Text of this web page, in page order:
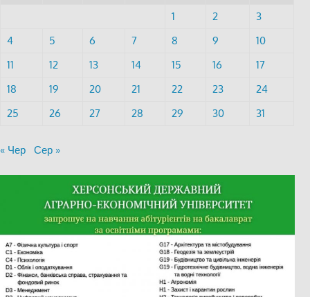
1
2
3
4
5 6 7 8 9
10
11
12 13 14 15 16
17
18
19 20 21 22 23
24
25
26 27 28 29 30 31
« Чер Сер »